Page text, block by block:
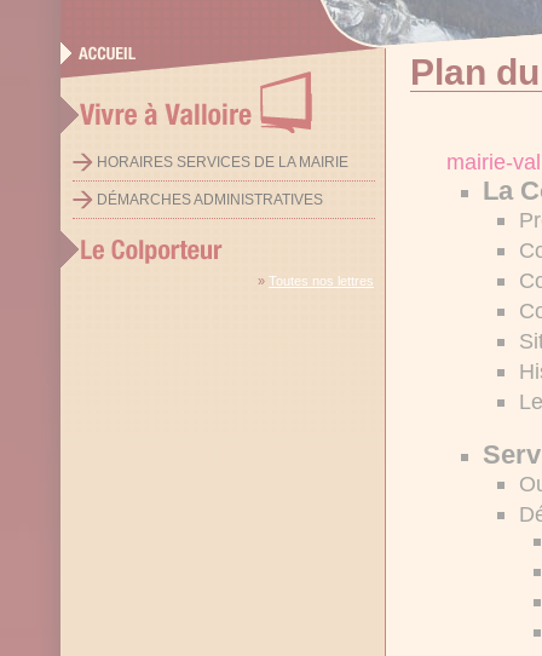
HORAIRES SERVICES DE LA MAIRIE
DÉMARCHES ADMINISTRATIVES
» Toutes nos lettres
Plan
mairie-
La